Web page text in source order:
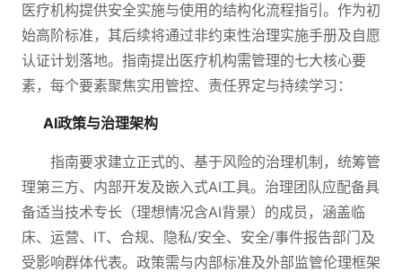
医疗机构提供安全实施与使用的结构化流程指引。作为初
始高阶标准，其后续将通过非约束性治理实施手册及自愿
认证计划落地。指南提出医疗机构需管理的七大核心要
素，每个要素聚焦实用管控、责任界定与持续学习：
AI政策与治理架构
指南要求建立正式的、基于风险的治理机制，统筹管
理第三方、内部开发及嵌入式AI工具。治理团队应配备具
备适当技术专长（理想情况含AI背景）的成员，涵盖临
床、运营、IT、合规、隐私/安全、安全/事件报告部门及
受影响群体代表。政策需与内部标准及外部监管伦理框架